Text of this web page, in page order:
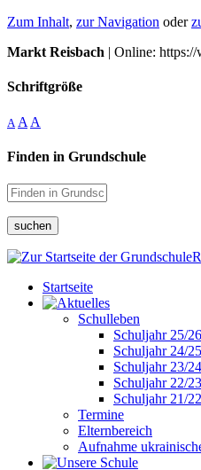
Zum Inhalt, zur Navigation oder
Markt Reisbach | Online:
Schriftgröße
A A A
Finden in Grundschule
suchen
Startseite
Schulleben
Schuljahr 25/26
Schuljahr 24/25
Schuljahr 23/24
Schuljahr 22/23
Schuljahr 21/22
Termine
Elternbereich
Aufnahme